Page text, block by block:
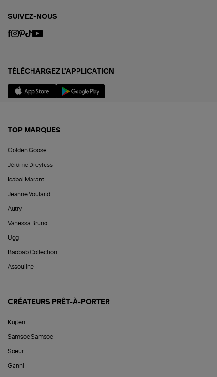
SUIVEZ-NOUS
TÉLÉCHARGEZ L'APPLICATION
TOP MARQUES
Golden Goose
Jérôme Dreyfuss
Isabel Marant
Jeanne Vouland
Autry
Vanessa Bruno
Ugg
Baobab Collection
Assouline
CRÉATEURS PRÊT-À-PORTER
Kujten
Samsoe Samsoe
Soeur
Ganni